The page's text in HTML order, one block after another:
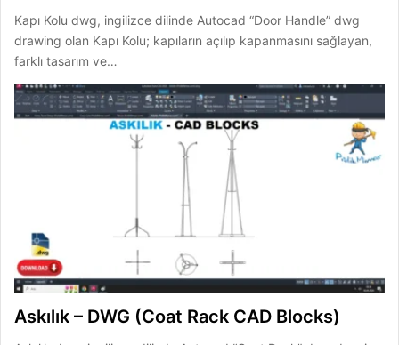
Kapı Kolu dwg, ingilizce dilinde Autocad “Door Handle” dwg
drawing olan Kapı Kolu; kapıların açılıp kapanmasını sağlayan,
farklı tasarım ve…
Askılık – DWG (Coat Rack CAD Blocks)